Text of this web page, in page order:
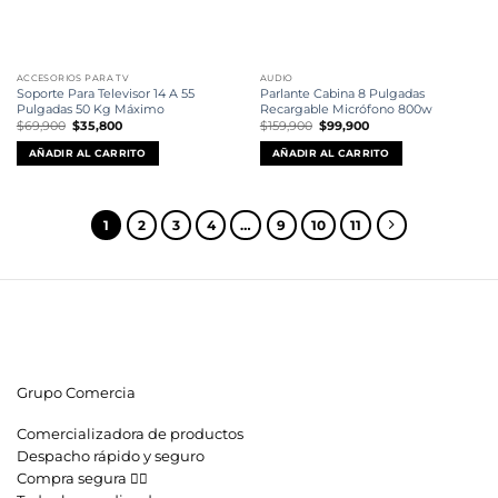
ACCESORIOS PARA TV
Soporte Para Televisor 14 A 55
Pulgadas 50 Kg Máximo
$69,900 El
precio
original
era:
$69,900.
$35,800El
actual
es:
$35,800.
AÑADIR AL CARRITO
AUDIO
Parlante Cabina 8 Pulgadas
Recargable Micrófono 800w
$159,900 El
precio
original
era:
$159,900.
$99,900El
actual
es:
$99,900.
AÑADIR AL CARRITO
1 2 3 4 … 9 10 11
Grupo Comercia
Comercializadora de productos
Despacho rápido y seguro
Compra segura 👇🏼